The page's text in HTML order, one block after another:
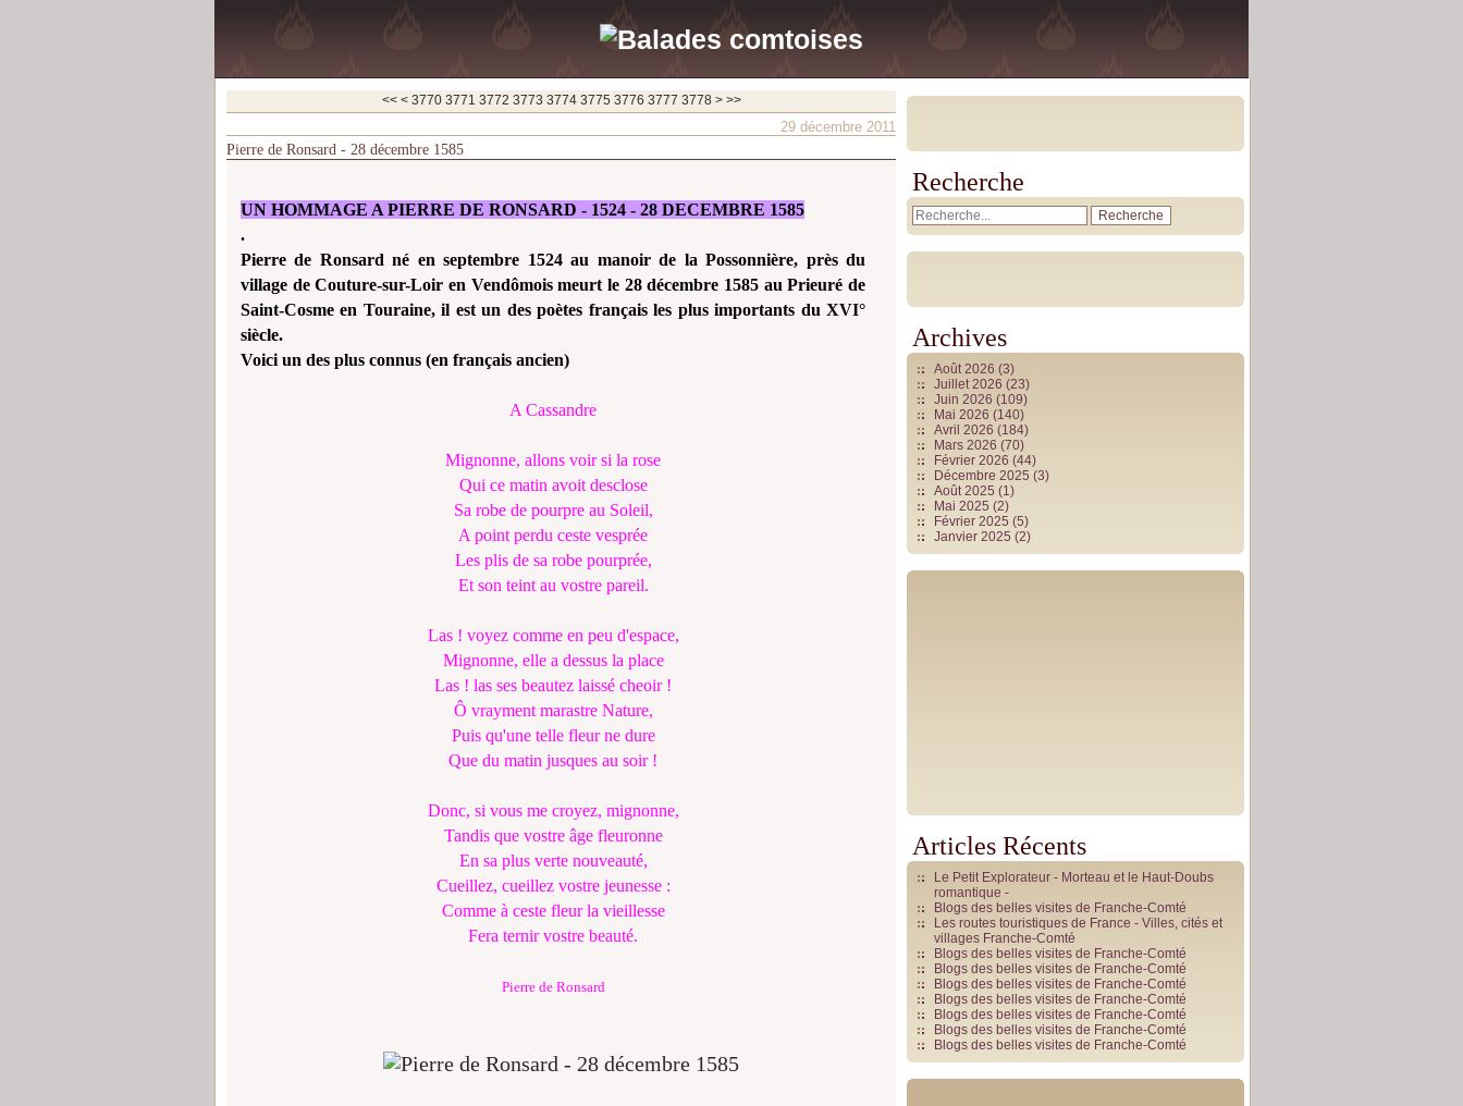
<< < 3700
3710
3720
3730
3740
3750
3760
3770 3771 3772 3773 3774 3775 3776 3777 3778 > >>
29 décembre 2011
Pierre de Ronsard - 28 décembre 1585
UN HOMMAGE A PIERRE DE RONSARD - 1524 - 28 DECEMBRE 1585
.
Pierre de Ronsard né en septembre 1524 au manoir de la Possonnière, près du
village de Couture-sur-Loir en Vendômois meurt le 28 décembre 1585 au Prieuré de
Saint-Cosme en Touraine, il est un des poètes français les plus importants du XVI°
siècle.
Voici un des plus connus (en français ancien)
A Cassandre
Mignonne, allons voir si la rose
Qui ce matin avoit desclose
Sa robe de pourpre au Soleil,
A point perdu ceste vesprée
Les plis de sa robe pourprée,
Et son teint au vostre pareil.
Las ! voyez comme en peu d'espace,
Mignonne, elle a dessus la place
Las ! las ses beautez laissé cheoir !
Ô vrayment marastre Nature,
Puis qu'une telle fleur ne dure
Que du matin jusques au soir !
Donc, si vous me croyez, mignonne,
Tandis que vostre âge fleuronne
En sa plus verte nouveauté,
Cueillez, cueillez vostre jeunesse :
Comme à ceste fleur la vieillesse
Fera ternir vostre beauté.
Pierre de Ronsard
Recherche
Archives
Août 2026 (3)
Juillet 2026 (23)
Juin 2026 (109)
Mai 2026 (140)
Avril 2026 (184)
Mars 2026 (70)
Février 2026 (44)
Décembre 2025 (3)
Août 2025 (1)
Mai 2025 (2)
Février 2025 (5)
Janvier 2025 (2)
Articles Récents
Le Petit Explorateur - Morteau et le Haut-Doubs
romantique -
Blogs des belles visites de Franche-Comté
Les routes touristiques de France - Villes, cités et
villages Franche-Comté
Blogs des belles visites de Franche-Comté
Blogs des belles visites de Franche-Comté
Blogs des belles visites de Franche-Comté
Blogs des belles visites de Franche-Comté
Blogs des belles visites de Franche-Comté
Blogs des belles visites de Franche-Comté
Blogs des belles visites de Franche-Comté